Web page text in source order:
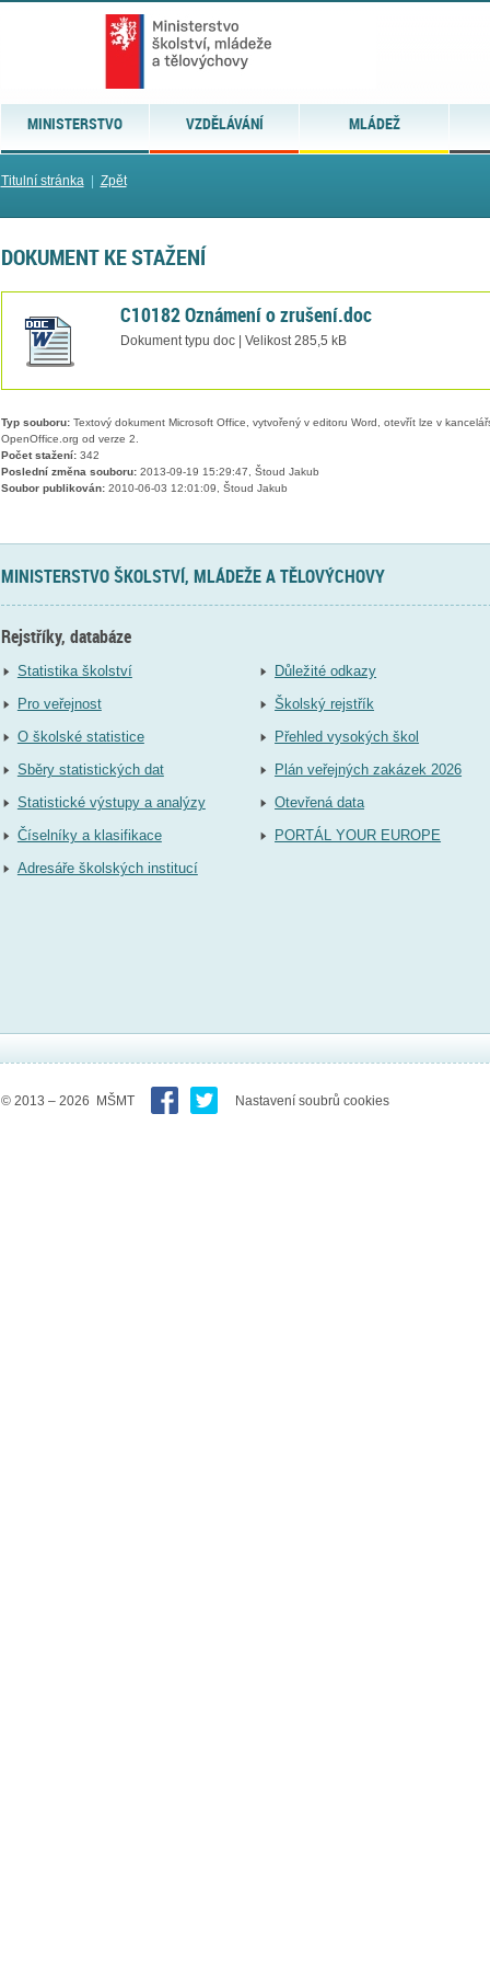
MINISTERSTVO VZDĚLÁVÁNÍ MLÁDEŽ
Titulní stránka| Zpět
DOKUMENT KE STAŽENÍ
C10182 Oznámení o zrušení.doc
Dokument typu doc | Velikost 285,5 kB
Typ souboru:Textový dokument Microsoft Office, vytvořený v editoru Word, otevřít lze v
OpenOffice.org od verze 2.
Počet stažení:342
Poslední změna souboru:2013-09-19 15:29:47, Štoud Jakub
Soubor publikován:2010-06-03 12:01:09, Štoud Jakub
MINISTERSTVO ŠKOLSTVÍ, MLÁDEŽE A TĚLOVÝCHOVY
Rejstříky, databáze
Statistika školství
Pro veřejnost
O školské statistice
Sběry statistických dat
Statistické výstupy a analýzy
Číselníky a klasifikace
Adresáře školských institucí
Důležité odkazy
Školský rejstřík
Přehled vysokých škol
Plán veřejných zakázek 2026
Otevřená data
PORTÁL YOUR EUROPE
© 2013 – 2026 MŠMT Nastavení soubrů cookies